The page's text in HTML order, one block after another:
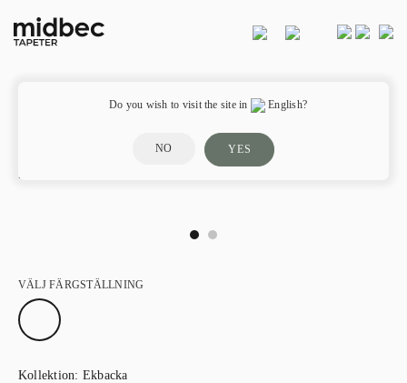
Rosali – 14005
Kollektion: Ekbacka
VÄLJ FÄRGSTÄLLNING
Do you wish to visit the site in English?
NO YES